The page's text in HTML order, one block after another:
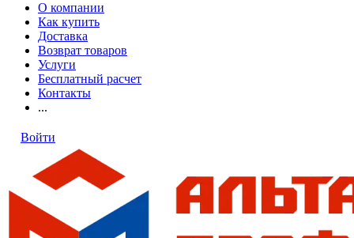
О компании
Как купить
Доставка
Возврат товаров
Услуги
Бесплатный расчет
Контакты
...
Войти